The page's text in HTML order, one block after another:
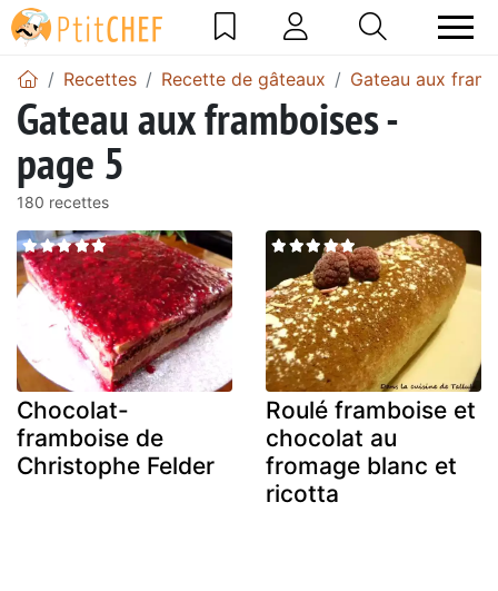
Recettes Recette de gâteaux Gateau aux
Gateau aux framboises -
page 5
180 recettes
Chocolat-
framboise de
Christophe Felder
Roulé framboise et
chocolat au
fromage blanc et
ricotta